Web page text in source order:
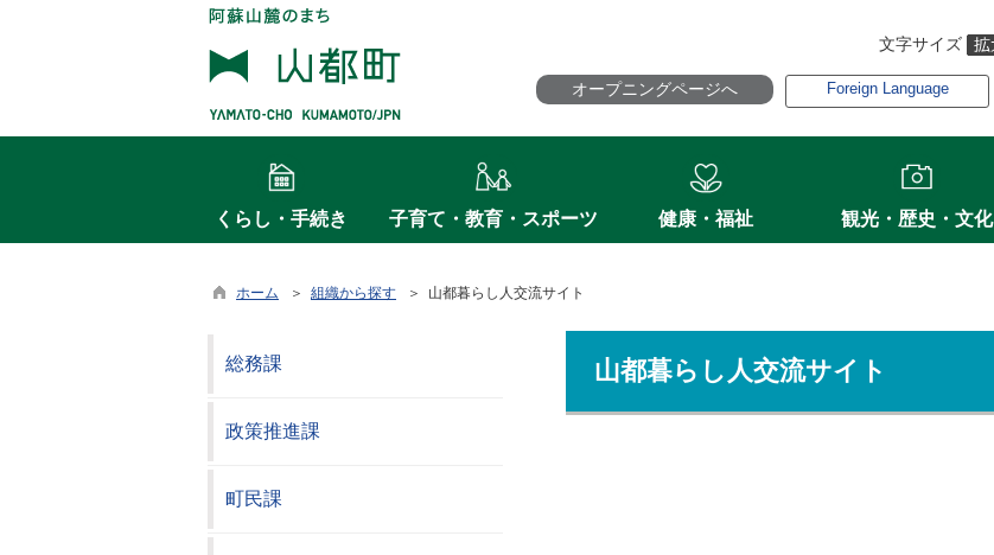
文字サイズ
オープニングページへ Foreign Language
くらし・手続き 子育て・教育・スポーツ 健康・福祉 観光・歴史・文化
ホーム ＞ 組織から探す ＞ 山都暮らし人交流サイト
山都暮らし人交流サイト
総務課
政策推進課
町民課